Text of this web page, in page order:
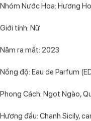
Nhóm Nước Hoa: Hương
Giới tính: Nữ
Năm ra mắt: 2023
Nồng độ: Eau de Parfum
Phong Cách: Ngọt Ngào,
Hương đầu: Chanh Sicily,